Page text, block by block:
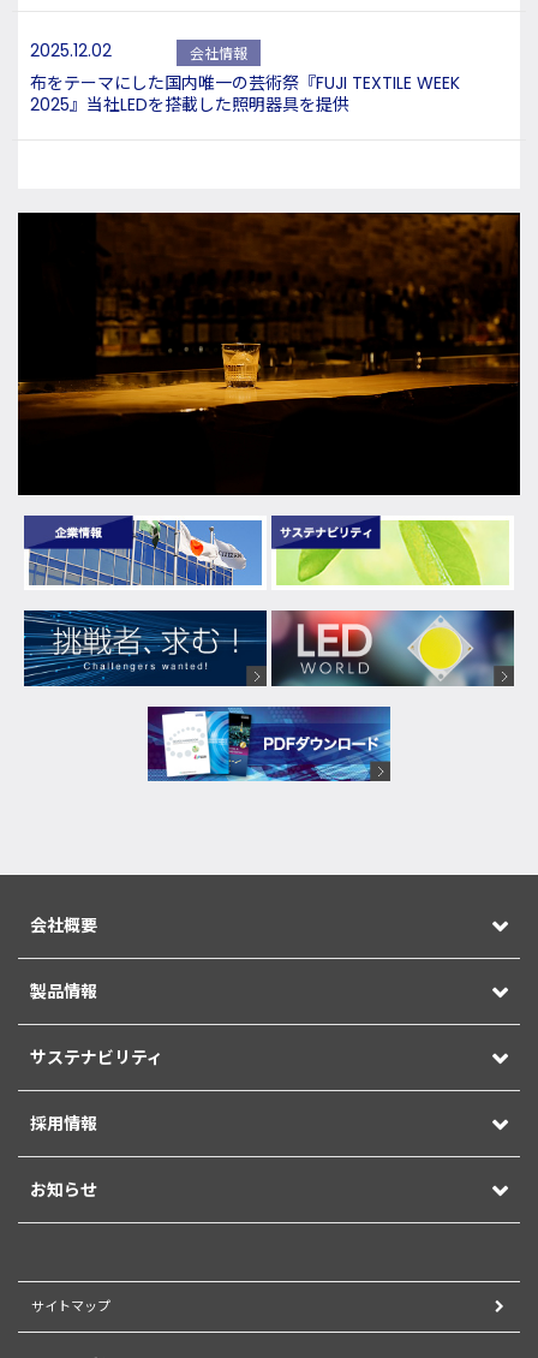
2025.12.02 会社情報
布をテーマにした国内唯一の芸術祭『FUJI TEXTILE WEEK
2025』当社LEDを搭載した照明器具を提供
会社概要
製品情報
サステナビリティ
採用情報
お知らせ
サイトマップ